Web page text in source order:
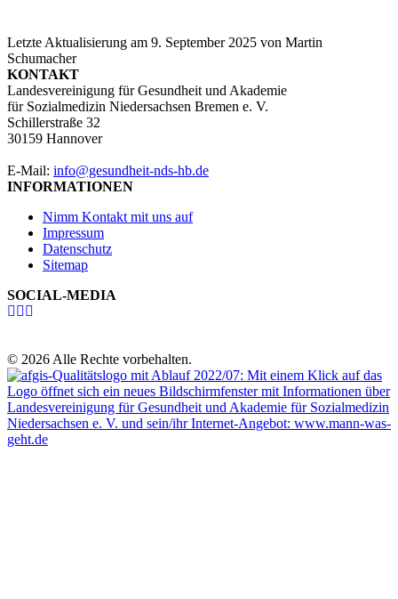
Letzte Aktualisierung am 9. September 2025 von Martin
Schumacher
KONTAKT
Landesvereinigung für Gesundheit und Akademie
für Sozialmedizin Niedersachsen Bremen e. V.
Schillerstraße 32
30159 Hannover
E-Mail: info@gesundheit-nds-hb.de
INFORMATIONEN
Nimm Kontakt mit uns auf
Impressum
Datenschutz
Sitemap
SOCIAL-MEDIA
© 2026 Alle Rechte vorbehalten.